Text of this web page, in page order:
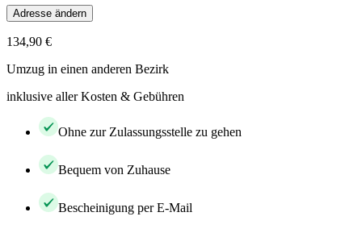
Adresse ändern
134,90 €
Umzug in einen anderen Bezirk
inklusive aller Kosten & Gebühren
Ohne zur Zulassungsstelle zu gehen
Bequem von Zuhause
Bescheinigung per E-Mail